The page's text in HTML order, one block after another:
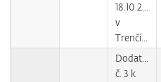
18.10.2004
v
Trenčíne
Dodatok
č. 3 k